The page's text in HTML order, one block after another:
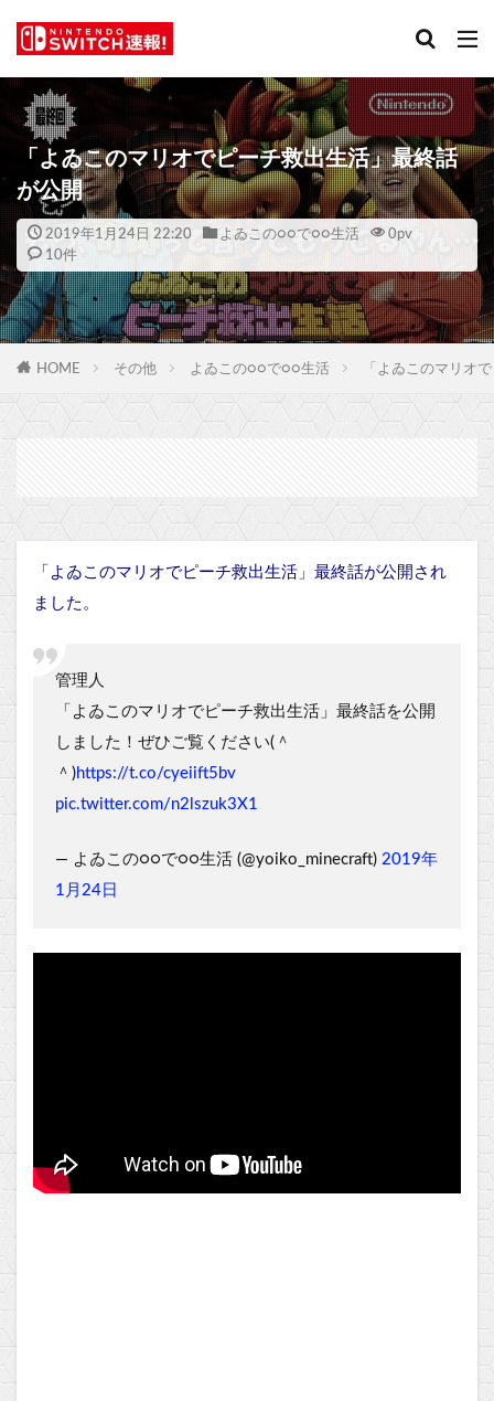
「よゐこのマリオでピーチ救出生活」最終話
が公開
2019年1月24日 22:20 よゐこの○○で○○生活 0pv
10件
HOME その他 よゐこの○○で○○生活 「よゐこのマリオ
「よゐこのマリオでピーチ救出生活」最終話が公開され
ました。
管理人
「よゐこのマリオでピーチ救出生活」最終話を公開
しました！ぜひご覧ください(＾
＾)https://t.co/cyeiift5bv
pic.twitter.com/n2lszuk3X1
— よゐこの○○で○○生活 (@yoiko_minecraft) 2019年
1月24日